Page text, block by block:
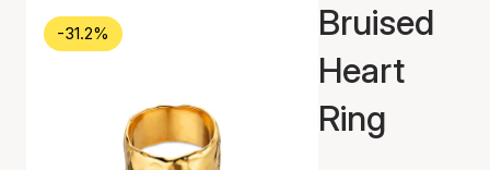
-31.2%
Bruised
Heart
Ring